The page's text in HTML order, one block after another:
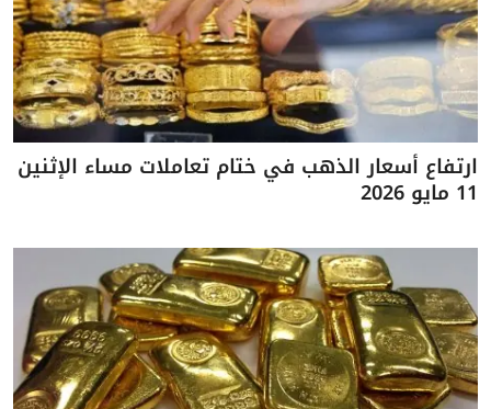
ارتفاع أسعار الذهب في ختام تعاملات مساء الإثنين
11 مايو 2026